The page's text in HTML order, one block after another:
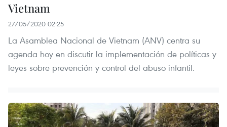
Vietnam
27/05/2020 02:25
La Asamblea Nacional de Vietnam (ANV) centra su
agenda hoy en discutir la implementación de políticas y
leyes sobre prevención y control del abuso infantil.